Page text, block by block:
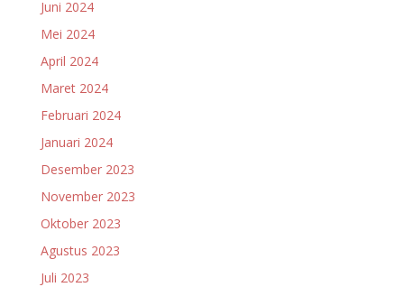
Juni 2024
Mei 2024
April 2024
Maret 2024
Februari 2024
Januari 2024
Desember 2023
November 2023
Oktober 2023
Agustus 2023
Juli 2023